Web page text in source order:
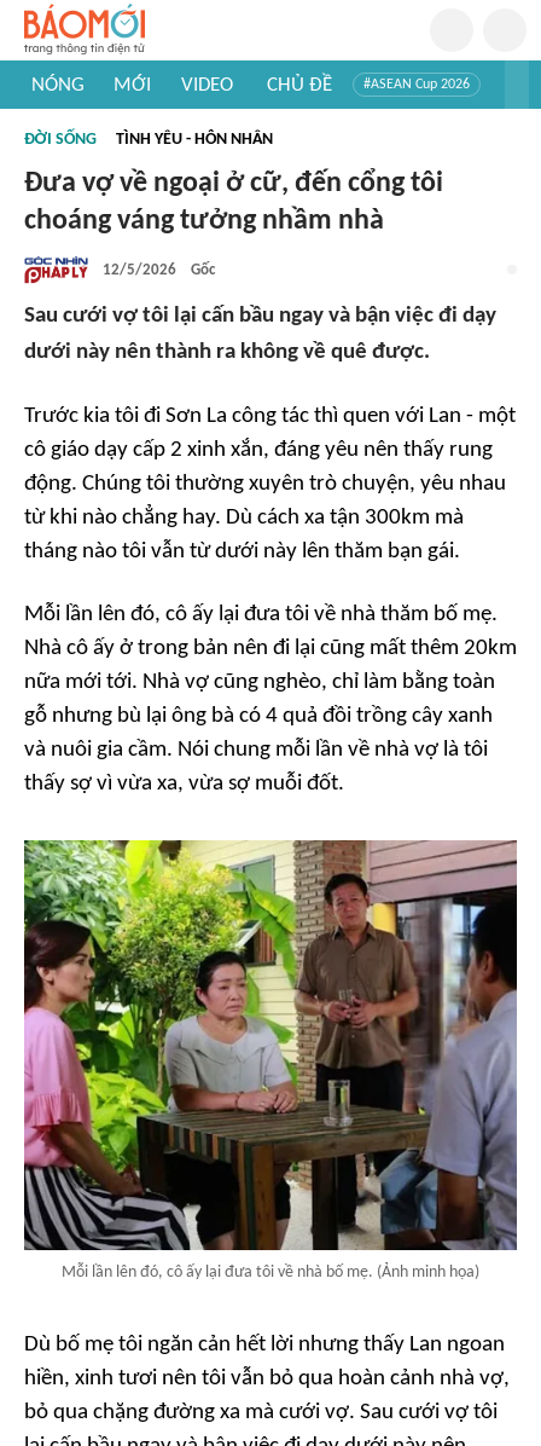
NÓNG MỚI VIDEO CHỦ ĐỀ #ASEAN Cup 2026
#Khám phá Việt Nam
#Khám phá thế giới
ĐỜI SỐNG TÌNH YÊU - HÔN NHÂN
Đưa vợ về ngoại ở cữ, đến cổng tôi
choáng váng tưởng nhầm nhà
12/5/2026 Gốc
Sau cưới vợ tôi lại cấn bầu ngay và bận việc đi dạy
dưới này nên thành ra không về quê được.
Trước kia tôi đi Sơn La công tác thì quen với Lan - một
cô giáo dạy cấp 2 xinh xắn, đáng yêu nên thấy rung
động. Chúng tôi thường xuyên trò chuyện, yêu nhau
từ khi nào chẳng hay. Dù cách xa tận 300km mà
tháng nào tôi vẫn từ dưới này lên thăm bạn gái.
Mỗi lần lên đó, cô ấy lại đưa tôi về nhà thăm bố mẹ.
Nhà cô ấy ở trong bản nên đi lại cũng mất thêm 20km
nữa mới tới. Nhà vợ cũng nghèo, chỉ làm bằng toàn
gỗ nhưng bù lại ông bà có 4 quả đồi trồng cây xanh
và nuôi gia cầm. Nói chung mỗi lần về nhà vợ là tôi
thấy sợ vì vừa xa, vừa sợ muỗi đốt.
Mỗi lần lên đó, cô ấy lại đưa tôi về nhà bố mẹ. (Ảnh minh họa)
Dù bố mẹ tôi ngăn cản hết lời nhưng thấy Lan ngoan
hiền, xinh tươi nên tôi vẫn bỏ qua hoàn cảnh nhà vợ,
bỏ qua chặng đường xa mà cưới vợ. Sau cưới vợ tôi